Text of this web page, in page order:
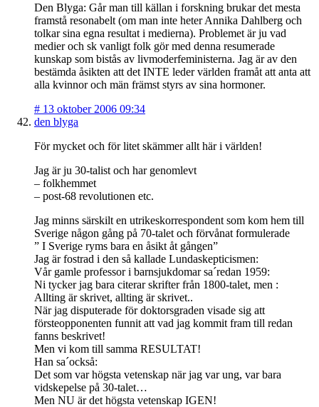
Den Blyga: Går man till källan i forskning brukar det mesta
framstå resonabelt (om man inte heter Annika Dahlberg och
tolkar sina egna resultat i medierna). Problemet är ju vad
medier och sk vanligt folk gör med denna resumerade
kunskap som bistås av livmoderfeministerna. Jag är av den
bestämda åsikten att det INTE leder världen framåt att anta att
alla kvinnor och män främst styrs av sina hormoner.
# 13 oktober 2006 09:34
den blyga
För mycket och för litet skämmer allt här i världen!
Jag är ju 30-talist och har genomlevt
– folkhemmet
– post-68 revolutionen etc.
Jag minns särskilt en utrikeskorrespondent som kom hem till
Sverige någon gång på 70-talet och förvånat formulerade
” I Sverige ryms bara en åsikt åt gången”
Jag är fostrad i den så kallade Lundaskepticismen:
Vår gamle professor i barnsjukdomar sa´redan 1959:
Ni tycker jag bara citerar skrifter från 1800-talet, men :
Allting är skrivet, allting är skrivet..
När jag disputerade för doktorsgraden visade sig att
försteopponenten funnit att vad jag kommit fram till redan
fanns beskrivet!
Men vi kom till samma RESULTAT!
Han sa´också:
Det som var högsta vetenskap när jag var ung, var bara
vidskepelse på 30-talet…
Men NU är det högsta vetenskap IGEN!